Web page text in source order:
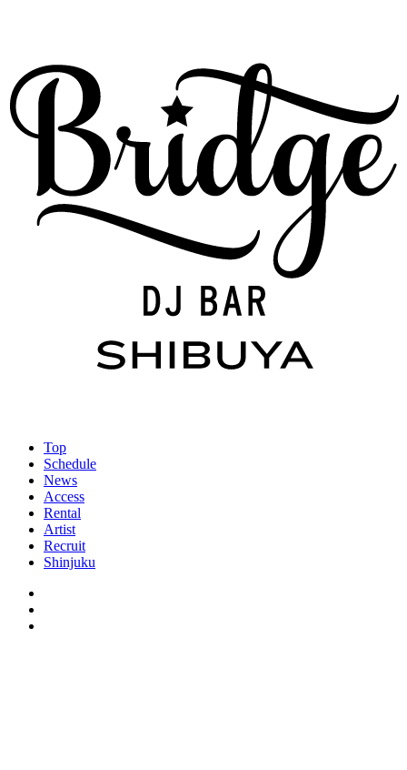
Top
Schedule
News
Access
Rental
Artist
Recruit
Shinjuku